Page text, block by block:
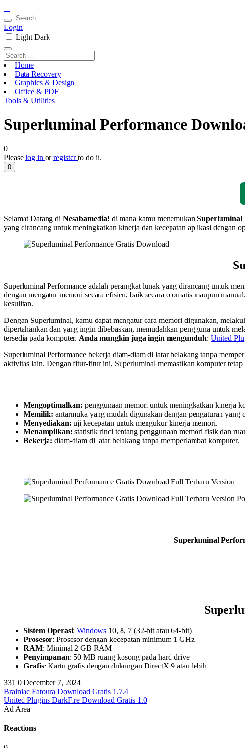
Login
Light Dark
Home
Data Recovery
Graphics & Design
Office & PDF
Tools & Utilities
Superluminal Performance
0
Please log in orregisterto do it.
0
Selamat Datang di Nesabamedia! di mana kamu menemukan Superluminal
yang dirancang untuk meningkatkan kinerja dan kecepatan aplikasi dengan
Superluminal Performance adalah perangkat lunak yang dirancang untuk
dengan mengatur memori secara efisien, baik secara otomatis maupun
kesulitan.
Dengan Superluminal, kamu dapat mengatur cara memori digunakan,
dipertahankan dan yang ingin dibebaskan, memudahkan pengguna untuk
tersedia pada komputer. Anda mungkin juga ingin mengunduh: United
Superluminal Performance bekerja diam-diam di latar belakang tanpa
aktivitas lain. Dengan fitur-fitur ini, Superluminal memastikan komputer
Mengoptimalkan: penggunaan memori untuk meningkatkan kinerja
Memilik: antarmuka yang mudah digunakan dengan pengaturan yang
Menyediakan: uji kecepatan untuk mengukur kinerja memori.
Menampilkan: statistik rinci tentang penggunaan memori fisik dan
Bekerja: diam-diam di latar belakang tanpa memperlambat komputer.
Superluminal
Sistem Operasi: Windows 10, 8, 7 (32-bit atau 64-bit)
Prosesor: Prosesor dengan kecepatan minimum 1 GHz
RAM: Minimal 2 GB RAM
Penyimpanan: 50 MB ruang kosong pada hard drive
Grafis: Kartu grafis dengan dukungan DirectX 9 atau lebih.
331 0 December 7, 2024
Brainiac Fatoura Download Gratis 1.7.4
United Plugins DarkFire Download Gratis 1.0
Ad Area
Reactions